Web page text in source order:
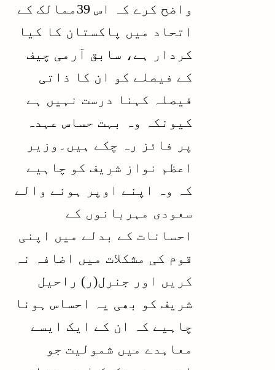
واضح کرے کہ اس 39ممالک کے
اتحاد میں پاکستان کا کیا
کردار ہے، سابق آرمی چیف
کے فیصلے کو ان کا ذاتی
فیصلہ کہنا درست نہیں ہے
کیونکہ وہ بہت حساس عہدہ
پر فائز رہ چکے ہیں۔ وزیر
اعظم نواز شریف کو چاہیے
کہ وہ اپنے اوپر ہونے والے
سعودی مہربانوں کے
احسانات کے بدلے میں اپنی
قوم کی مشکلات میں اضافہ نہ
کریں اور جنرل(ر) راحیل
شریف کو بھی یہ احساس ہونا
چاہیے کہ ان کے ایک ایسے
معاہدے میں شمولیت جو